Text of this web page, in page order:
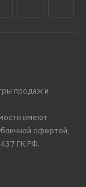
продаж и
имеют
офертой,
ГК РФ.